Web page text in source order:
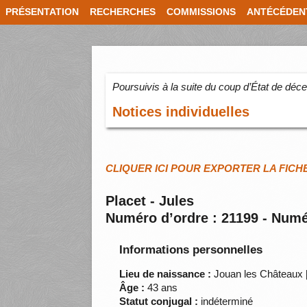
PRÉSENTATION RECHERCHES COMMISSIONS
Poursuivis à la suite du coup d’État de
Notices individuelles
CLIQUER ICI POUR EXPORTER LA
Placet - Jules
Numéro d’ordre : 21199 -
Informations personnelles
Lieu de naissance : Jouan les Châteaux
Âge : 43 ans
Statut conjugal : indéterminé